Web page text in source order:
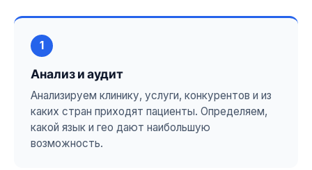
1
Анализ и аудит
Анализируем клинику, услуги, конкурентов и из
каких стран приходят пациенты. Определяем,
какой язык и гео дают наибольшую
возможность.